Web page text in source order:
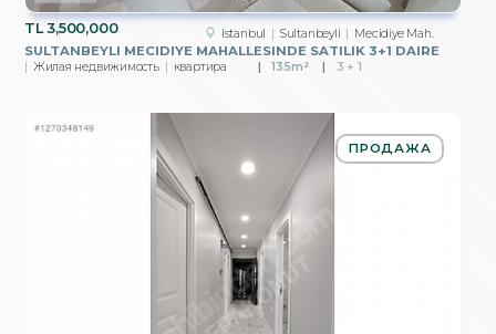
TL3,500,000 Istanbul Sultanbeyli Mecidiye Mah.
SULTANBEYLI MECIDIYE MAHALLESINDE SATILIK 3+1 DAIRE
Жилая недвижимость квартира 135m² 3 + 1
ПРОДАЖА